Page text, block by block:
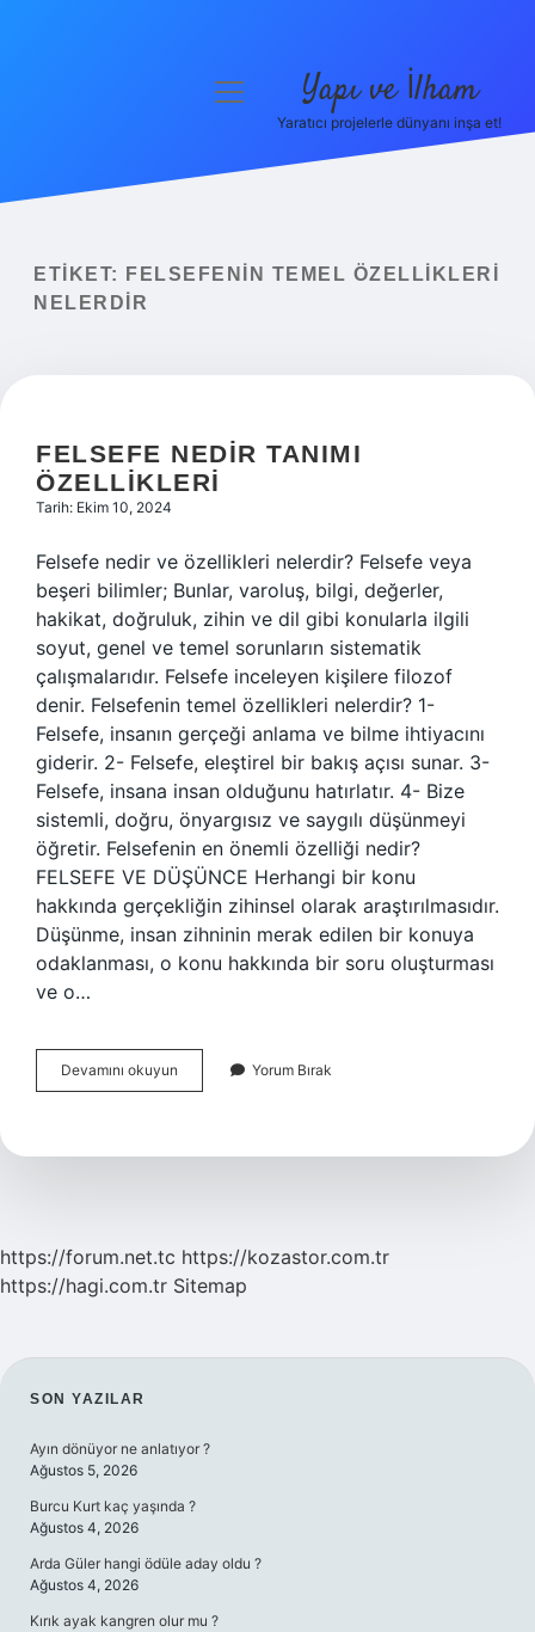
Yasal Uyarı
menüyü
Yapı ve İlham
Yaratıcı projelerle dünyanı inşa et!
ETIKET:
FELSEFENIN TEMEL ÖZELLIKLERI
NELERDIR
FELSEFE NEDIR TANIMI
ÖZELLIKLERI
Tarih: Ekim 10, 2024
Felsefe nedir ve özellikleri nelerdir? Felsefe veya
beşeri bilimler; Bunlar, varoluş, bilgi, değerler,
hakikat, doğruluk, zihin ve dil gibi konularla ilgili
soyut, genel ve temel sorunların sistematik
çalışmalarıdır. Felsefe inceleyen kişilere filozof
denir. Felsefenin temel özellikleri nelerdir? 1-
Felsefe, insanın gerçeği anlama ve bilme ihtiyacını
giderir. 2- Felsefe, eleştirel bir bakış açısı sunar. 3-
Felsefe, insana insan olduğunu hatırlatır. 4- Bize
sistemli, doğru, önyargısız ve saygılı düşünmeyi
öğretir. Felsefenin en önemli özelliği nedir?
FELSEFE VE DÜŞÜNCE Herhangi bir konu
hakkında gerçekliğin zihinsel olarak araştırılmasıdır.
Düşünme, insan zihninin merak edilen bir konuya
odaklanması, o konu hakkında bir soru oluşturması
ve o…
Devamını okuyun
Nedir
Yorum Bırak
https://forum.net.tc https://kozastor.com.tr
https://hagi.com.tr Sitemap
SIDEBAR
SON YAZILAR
Ayın dönüyor ne anlatıyor ?
Ağustos 5, 2026
Burcu Kurt kaç yaşında ?
Ağustos 4, 2026
Arda Güler hangi ödüle aday oldu ?
Ağustos 4, 2026
Kırık ayak kangren olur mu ?